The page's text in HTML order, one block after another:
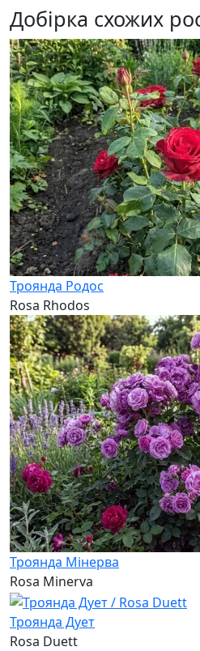
Добірка схожих
Троянда Родос
Rosa Rhodos
Троянда Мінерва
Rosa Minerva
Троянда Дует
Rosa Duett